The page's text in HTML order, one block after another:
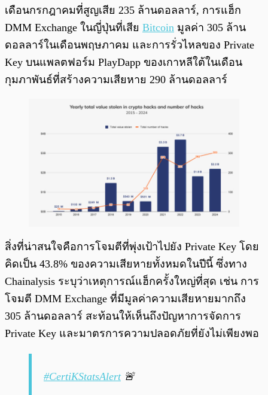
เดือนกรกฎาคมที่สูญเสีย 235 ล้านดอลลาร์, การแฮ็ก
DMM Exchange ในญี่ปุ่นที่เสีย Bitcoin มูลค่า 305 ล้าน
ดอลลาร์ในเดือนพฤษภาคม และการรั่วไหลของ Private
Key บนแพลตฟอร์ม PlayDapp ของเกาหลีใต้ในเดือน
กุมภาพันธ์ที่สร้างความเสียหาย 290 ล้านดอลลาร์
สิ่งที่น่าสนใจคือการโจมตีที่พุ่งเป้าไปยัง Private Key โดย
คิดเป็น 43.8% ของความเสียหายทั้งหมดในปีนี้ ซึ่งทาง
Chainalysis ระบุว่าเหตุการณ์แฮ็กครั้งใหญ่ที่สุด เช่น การ
โจมตี DMM Exchange ที่มีมูลค่าความเสียหายมากถึง
305 ล้านดอลลาร์ สะท้อนให้เห็นถึงปัญหาการจัดการ
Private Key และมาตรการความปลอดภัยที่ยังไม่เพียงพอ
#CertiKStatsAlert🚨